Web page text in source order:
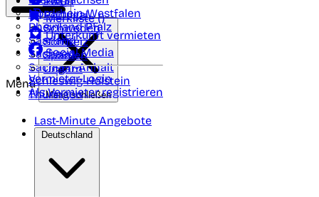
Nordrhein-Westfalen
Rheinland Pfalz
Saarland
Sachsen
Sachsen-Anhalt
Schleswig-Holstein
Thüringen
Portugal
Schweden
Schweiz
Spanien
Ungarn
Merkliste ()
Unterkunft vermieten
Social Media
Vermieter-Login
Als Vermieter registrieren
Menü
Menü schließen
Last-Minute Angebote
Deutschland